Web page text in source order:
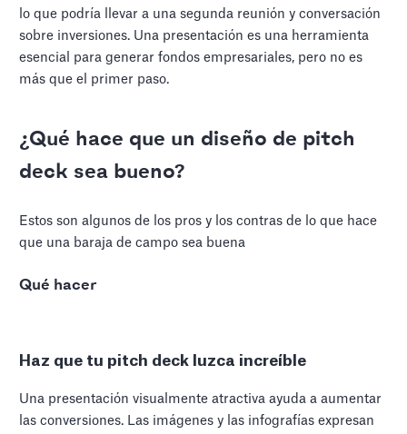
lo que podría llevar a una segunda reunión y conversación
sobre inversiones. Una presentación es una herramienta
esencial para generar fondos empresariales, pero no es
más que el primer paso.
¿Qué hace que un diseño de pitch
deck sea bueno?
Estos son algunos de los pros y los contras de lo que hace
que una baraja de campo sea buena
Qué hacer
Haz que tu pitch deck luzca increíble
Una presentación visualmente atractiva ayuda a aumentar
las conversiones. Las imágenes y las infografías expresan